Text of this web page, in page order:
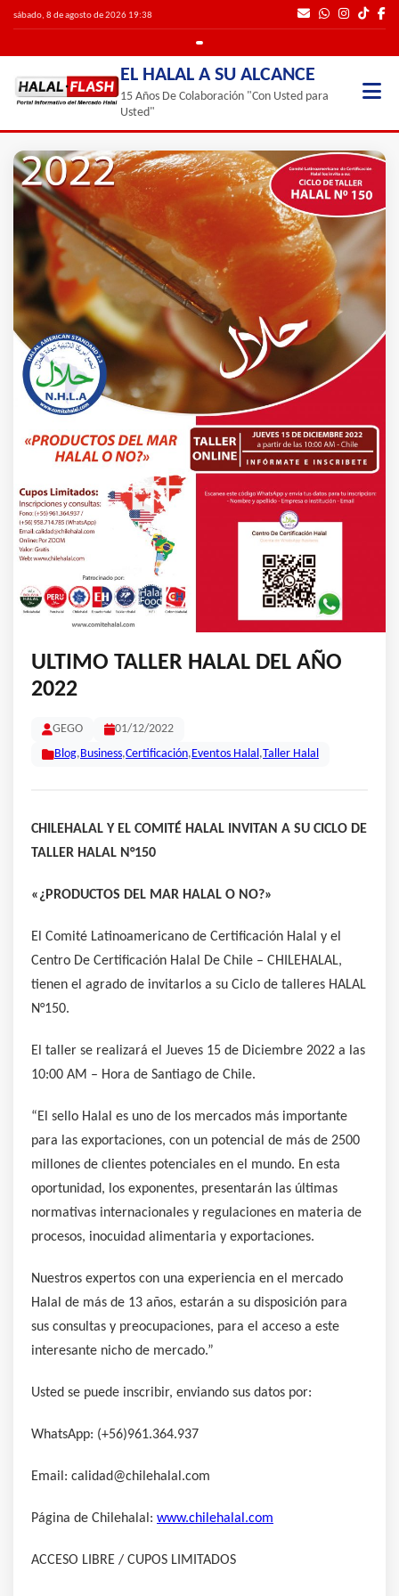
sábado, 8 de agosto de 2026 19:38
EL HALAL A SU ALCANCE
15 Años De Colaboración "Con Usted para
Usted"
ULTIMO TALLER HALAL DEL AÑO
2022
GEGO 01/12/2022
Blog, Business,Certificación, Eventos Halal ,Taller Halal
CHILEHALAL Y EL COMITÉ HALAL INVITAN A SU CICLO DE
TALLER HALAL N°150
«¿PRODUCTOS DEL MAR HALAL O NO?»
El Comité Latinoamericano de Certificación Halal y el
Centro De Certificación Halal De Chile – CHILEHALAL,
tienen el agrado de invitarlos a su Ciclo de talleres HALAL
N°150.
El taller se realizará el Jueves 15 de Diciembre 2022 a las
10:00 AM – Hora de Santiago de Chile.
“El sello Halal es uno de los mercados más importante
para las exportaciones, con un potencial de más de 2500
millones de clientes potenciales en el mundo. En esta
oportunidad, los exponentes, presentarán las últimas
normativas internacionales y regulaciones en materia de
procesos, inocuidad alimentaria y exportaciones.
Nuestros expertos con una experiencia en el mercado
Halal de más de 13 años, estarán a su disposición para
sus consultas y preocupaciones, para el acceso a este
interesante nicho de mercado.”
Usted se puede inscribir, enviando sus datos por:
WhatsApp: (+56)961.364.937
Email: calidad@chilehalal.com
Página de Chilehalal: www.chilehalal.com
ACCESO LIBRE / CUPOS LIMITADOS